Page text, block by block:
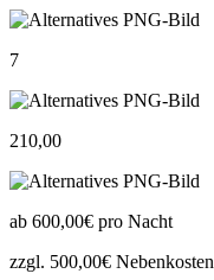
7
210,00
ab 600,00€ pro Nacht
zzgl. 500,00€ Nebenkosten